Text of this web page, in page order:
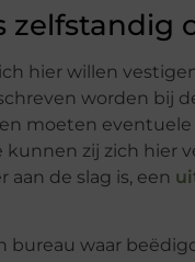
zelfstandig
hier willen
worden bij
moeten
kunnen zij zich hier
aan de slag is, een